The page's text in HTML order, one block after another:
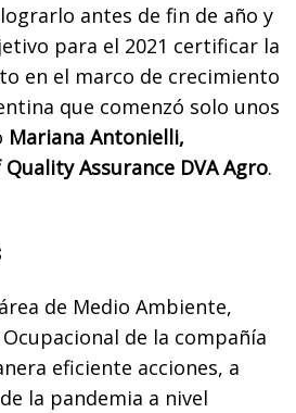
antes de fin de año y
para el 2021 certificar la
en el marco de crecimiento
que comenzó solo unos
Mariana Antonielli,
Assurance DVA Agro.
de Medio Ambiente,
de la compañía
eficiente acciones, a
la pandemia a nivel